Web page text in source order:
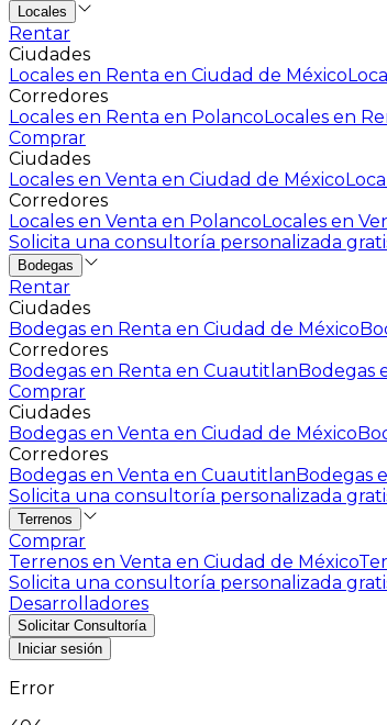
Locales
Rentar
Ciudades
Locales en Renta en Ciudad de México
Corredores
Locales en Renta en PolancoLocales en
Comprar
Ciudades
Locales en Venta en Ciudad de México
Corredores
Locales en Venta en PolancoLocales en
Solicita una consultoría personalizada
Bodegas
Rentar
Ciudades
Bodegas en Renta en Ciudad de México
Corredores
Bodegas en Renta en CuautitlanBodegas
Comprar
Ciudades
Bodegas en Venta en Ciudad de México
Corredores
Bodegas en Venta en CuautitlanBodegas
Solicita una consultoría personalizada
Terrenos
Comprar
Terrenos en Venta en Ciudad de México
Solicita una consultoría personalizada
Desarrolladores
Solicitar Consultoría
Iniciar sesión
Error